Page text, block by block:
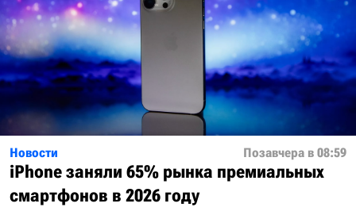
Новости Позавчера в 08:59
iPhone заняли 65% рынка премиальных
смартфонов в 2026 году